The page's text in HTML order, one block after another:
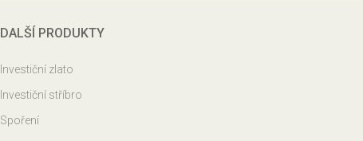
DALŠÍ PRODUKTY
Investiční zlato
Investiční stříbro
Spoření